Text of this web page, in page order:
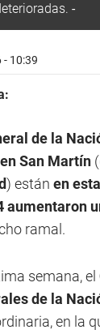
- 10:39
de la
San Martín
) están en
aumentaron
ramal.
semana, el
de la
en la